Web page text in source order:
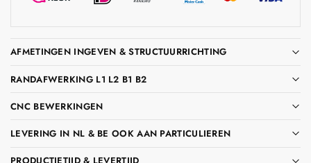
AFMETINGEN INGEVEN & STRUCTUURRICHTING
RANDAFWERKING L1 L2 B1 B2
CNC BEWERKINGEN
LEVERING IN NL & BE OOK AAN PARTICULIEREN